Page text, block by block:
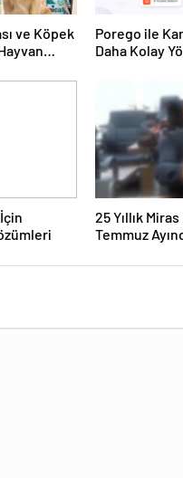
ve Köpek
Porego ile
Daha Kolay
25 Yıllık
Temmuz